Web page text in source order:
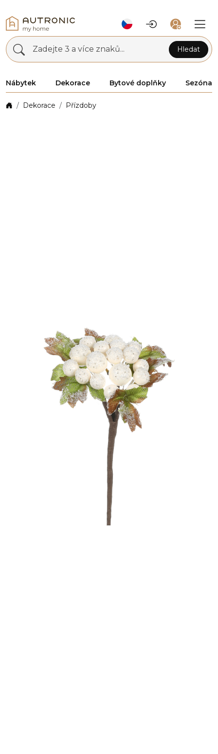
Zadejte 3 a více znaků... Hledat
Nábytek Dekorace Bytové doplňky Sezóna
Dekorace Přízdoby